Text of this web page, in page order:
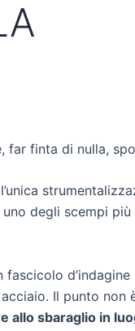
far finta di nulla,
degli scempi
fascicolo
Il punto non
allo sbaraglio in